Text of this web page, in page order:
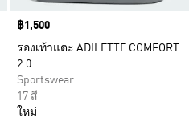
Price
฿1,500
รองเท้าแตะ ADILETTE COMFORT
2.0
Sportswear
17 สี
ใหม่